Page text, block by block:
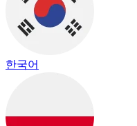
한국어